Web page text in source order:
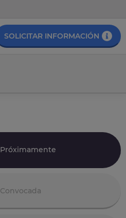
SOLICITAR INFORMACIÓN
Próximamente
Convocada